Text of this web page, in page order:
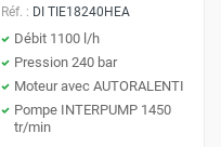
Réf. : DI TIE18240HEA
Débit 1100 l/h
Pression 240 bar
Moteur avec AUTORALENTI
Pompe INTERPUMP 1450
tr/min